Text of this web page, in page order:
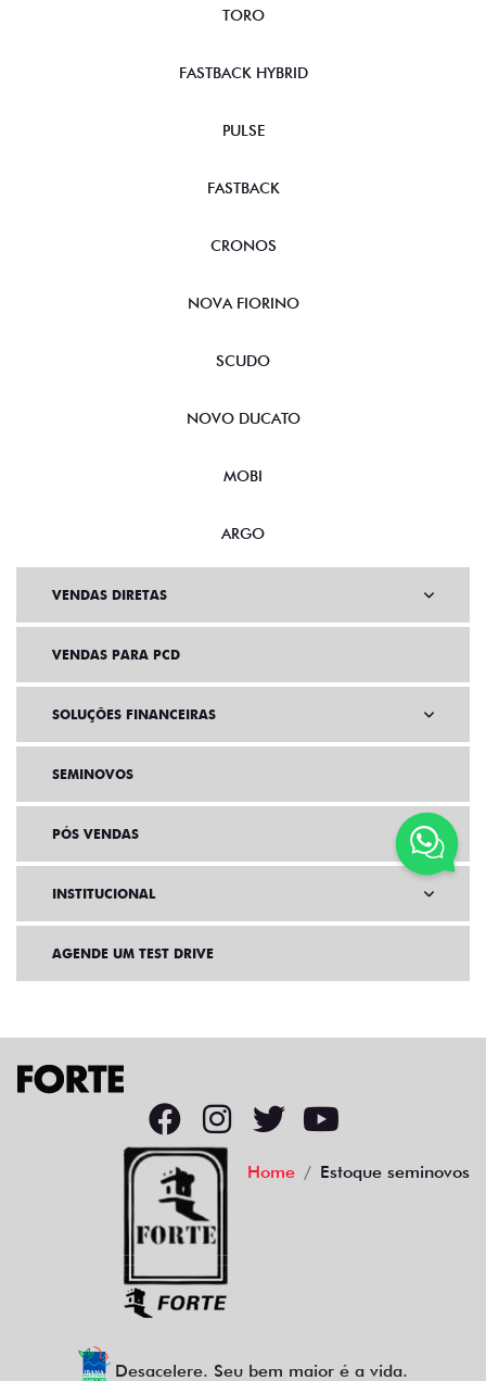
TORO
FASTBACK HYBRID
PULSE
FASTBACK
CRONOS
NOVA FIORINO
SCUDO
NOVO DUCATO
MOBI
ARGO
VENDAS DIRETAS
VENDAS PARA PCD
SOLUÇÕES FINANCEIRAS
SEMINOVOS
PÓS VENDAS
INSTITUCIONAL
AGENDE UM TEST DRIVE
Home Estoque seminovos
Desacelere. Seu bem maior é a vida.